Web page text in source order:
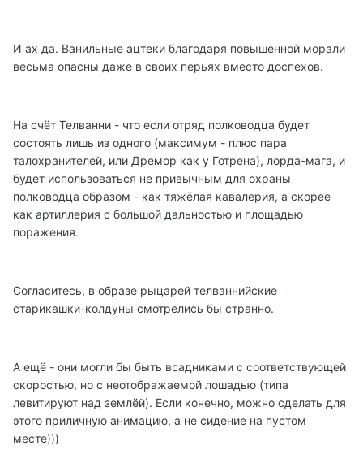
И ах да. Ванильные ацтеки благодаря повышенной морали
весьма опасны даже в своих перьях вместо доспехов.
На счёт Телванни - что если отряд полководца будет
состоять лишь из одного (максимум - плюс пара
талохранителей, или Дремор как у Готрена), лорда-мага, и
будет использоваться не привычным для охраны
полководца образом - как тяжёлая кавалерия, а скорее
как артиллерия с большой дальностью и площадью
поражения.
Согласитесь, в образе рыцарей телваннийские
старикашки-колдуны смотрелись бы странно.
А ещё - они могли бы быть всадниками с соответствующей
скоростью, но с неотображаемой лошадью (типа
левитируют над землёй). Если конечно, можно сделать для
этого приличную анимацию, а не сидение на пустом
месте)))